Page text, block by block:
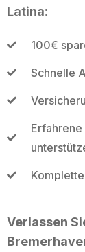
Latina:
100€
Schnelle
Verlassen